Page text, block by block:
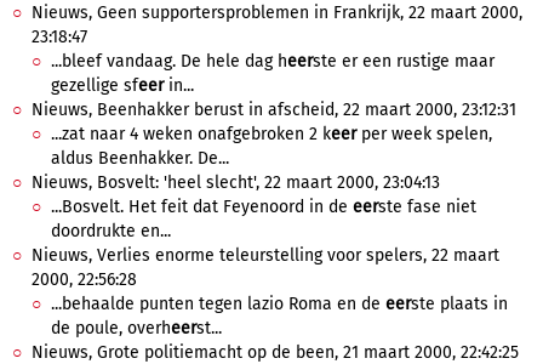
Nieuws, Geen supportersproblemen in Frankrijk, 22 maart 2000,
23:18:47
...bleef vandaag. De hele dag heerste er een rustige maar
gezellige sfeerin...
Nieuws, Beenhakker berust in afscheid, 22 maart 2000, 23:12:31
...zat naar 4 weken onafgebroken 2 keerper week spelen,
aldus Beenhakker. De...
Nieuws, Bosvelt: 'heel slecht', 22 maart 2000, 23:04:13
...Bosvelt. Het feit dat Feyenoord in de eerste fase niet
doordrukte en...
Nieuws, Verlies enorme teleurstelling voor spelers, 22 maart
2000, 22:56:28
...behaalde punten tegen lazio Roma en de eerste plaats in
de poule, overheerst...
Nieuws, Grote politiemacht op de been, 21 maart 2000, 22:42:25